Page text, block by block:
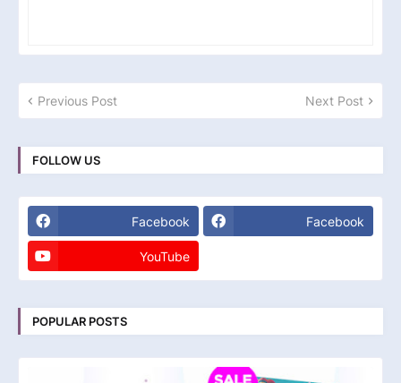
Previous Post Next Post
FOLLOW US
Facebook Facebook
YouTube
POPULAR POSTS